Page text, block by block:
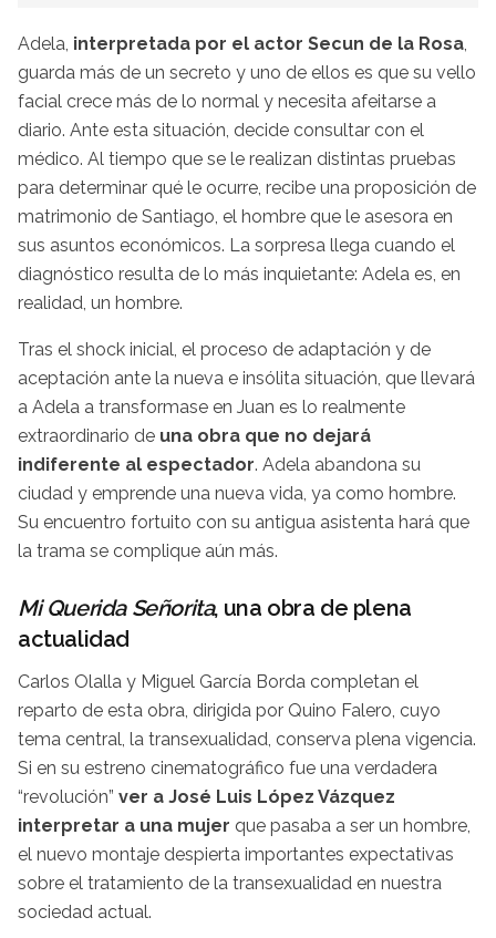
Adela, interpretada por el actor Secun de la Rosa,
guarda más de un secreto y uno de ellos es que su vello
facial crece más de lo normal y necesita afeitarse a
diario. Ante esta situación, decide consultar con el
médico. Al tiempo que se le realizan distintas pruebas
para determinar qué le ocurre, recibe una proposición de
matrimonio de Santiago, el hombre que le asesora en
sus asuntos económicos. La sorpresa llega cuando el
diagnóstico resulta de lo más inquietante: Adela es, en
realidad, un hombre.
Tras el shock inicial, el proceso de adaptación y de
aceptación ante la nueva e insólita situación, que llevará
a Adela a transformase en Juan es lo realmente
extraordinario de una obra que no dejará
indiferente al espectador. Adela abandona su
ciudad y emprende una nueva vida, ya como hombre.
Su encuentro fortuito con su antigua asistenta hará que
la trama se complique aún más.
Mi Querida Señorita, una obra de plena
actualidad
Carlos Olalla y Miguel García Borda completan el
reparto de esta obra, dirigida por Quino Falero, cuyo
tema central, la transexualidad, conserva plena vigencia.
Si en su estreno cinematográfico fue una verdadera
“revolución” ver a José Luis López Vázquez
interpretar a una mujer que pasaba a ser un hombre,
el nuevo montaje despierta importantes expectativas
sobre el tratamiento de la transexualidad en nuestra
sociedad actual.